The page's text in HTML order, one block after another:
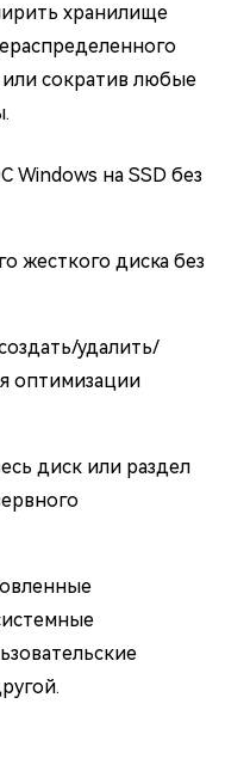
хранилище
сократив любые
на SSD без
жесткого диска без
удалить/
оптимизации
диск или раздел